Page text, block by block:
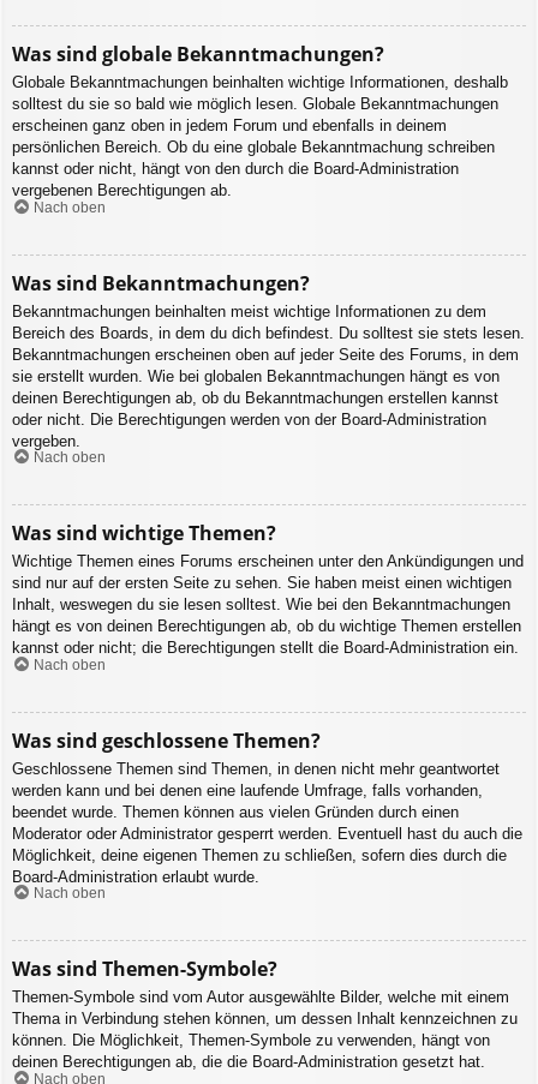
Was sind globale Bekanntmachungen?
Globale Bekanntmachungen beinhalten wichtige Informationen, deshalb
solltest du sie so bald wie möglich lesen. Globale Bekanntmachungen
erscheinen ganz oben in jedem Forum und ebenfalls in deinem
persönlichen Bereich. Ob du eine globale Bekanntmachung schreiben
kannst oder nicht, hängt von den durch die Board-Administration
vergebenen Berechtigungen ab.
Nach oben
Was sind Bekanntmachungen?
Bekanntmachungen beinhalten meist wichtige Informationen zu dem
Bereich des Boards, in dem du dich befindest. Du solltest sie stets lesen.
Bekanntmachungen erscheinen oben auf jeder Seite des Forums, in dem
sie erstellt wurden. Wie bei globalen Bekanntmachungen hängt es von
deinen Berechtigungen ab, ob du Bekanntmachungen erstellen kannst
oder nicht. Die Berechtigungen werden von der Board-Administration
vergeben.
Nach oben
Was sind wichtige Themen?
Wichtige Themen eines Forums erscheinen unter den Ankündigungen und
sind nur auf der ersten Seite zu sehen. Sie haben meist einen wichtigen
Inhalt, weswegen du sie lesen solltest. Wie bei den Bekanntmachungen
hängt es von deinen Berechtigungen ab, ob du wichtige Themen erstellen
kannst oder nicht; die Berechtigungen stellt die Board-Administration ein.
Nach oben
Was sind geschlossene Themen?
Geschlossene Themen sind Themen, in denen nicht mehr geantwortet
werden kann und bei denen eine laufende Umfrage, falls vorhanden,
beendet wurde. Themen können aus vielen Gründen durch einen
Moderator oder Administrator gesperrt werden. Eventuell hast du auch die
Möglichkeit, deine eigenen Themen zu schließen, sofern dies durch die
Board-Administration erlaubt wurde.
Nach oben
Was sind Themen-Symbole?
Themen-Symbole sind vom Autor ausgewählte Bilder, welche mit einem
Thema in Verbindung stehen können, um dessen Inhalt kennzeichnen zu
können. Die Möglichkeit, Themen-Symbole zu verwenden, hängt von
deinen Berechtigungen ab, die die Board-Administration gesetzt hat.
Nach oben